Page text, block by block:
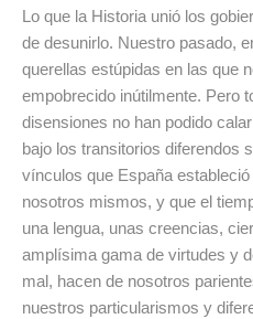
Lo que la Historia unió los
de desunirlo. Nuestro pasado,
querellas estúpidas en las que
empobrecido inútilmente. Pero
disensiones no han podido
bajo los transitorios diferendos
vínculos que España
nosotros mismos, y que el
una lengua, unas creencias,
amplísima gama de virtudes y
mal, hacen de nosotros
nuestros particularismos y